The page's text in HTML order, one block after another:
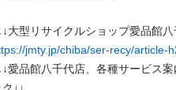
jmty.jp/chiba/ser-recy/article-
愛品館八千代店、各種サービス